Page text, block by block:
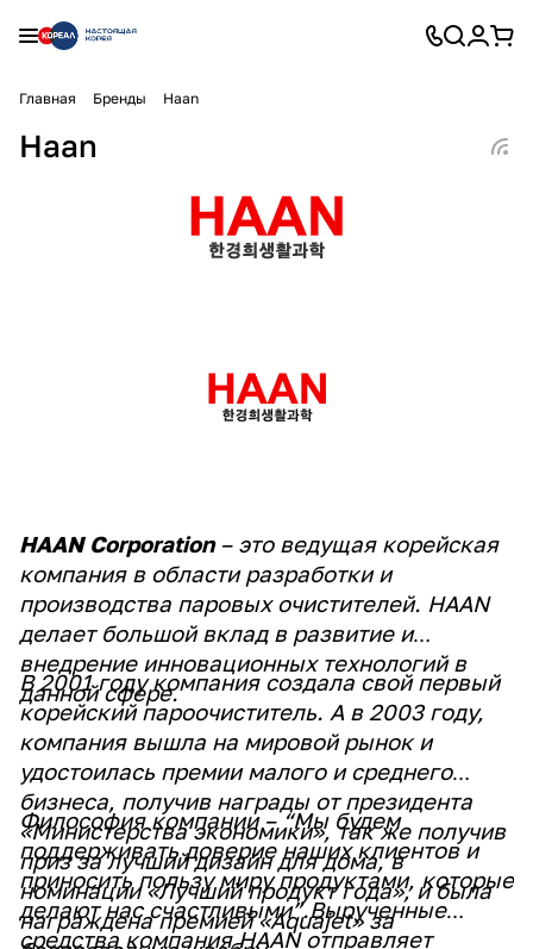
Главная Бренды Haan
Haan
HAAN Corporation– это ведущая корейская
компания в области разработки и
производства паровых очистителей. HAAN
делает большой вклад в развитие и
внедрение инновационных технологий в
данной сфере.
В 2001 году компания создала свой первый
корейский пароочиститель. А в 2003 году,
компания вышла на мировой рынок и
удостоилась премии малого и среднего
бизнеса, получив награды от президента
«Министерства экономики», так же получив
приз за лучший дизайн для дома, в
номинации «Лучший продукт года», и была
награждена премией «Aquajet» за
Философия компании – “Мы будем
поддерживать доверие наших клиентов и
приносить пользу миру продуктами, которые
делают нас счастливыми”.Вырученные
средства компания HAAN отправляет